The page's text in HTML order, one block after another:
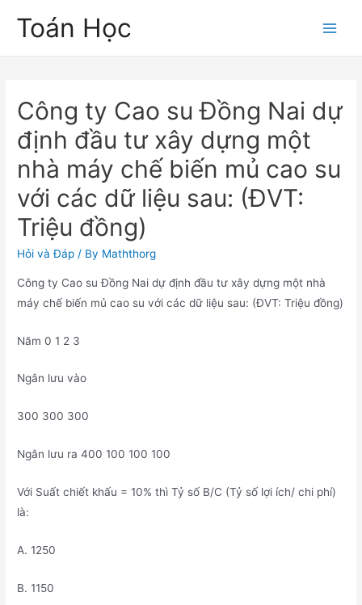
Toán Học
Công ty Cao su Đồng Nai dự
định đầu tư xây dựng một
nhà máy chế biến mủ cao su
với các dữ liệu sau: (ĐVT:
Triệu đồng)
Hỏi và Đáp / By Maththorg
Công ty Cao su Đồng Nai dự định đầu tư xây dựng một nhà
máy chế biến mủ cao su với các dữ liệu sau: (ĐVT: Triệu đồng)
Năm 0 1 2 3
Ngân lưu vào
300 300 300
Ngân lưu ra 400 100 100 100
Với Suất chiết khấu = 10% thì Tỷ số B/C (Tỷ số lợi ích/ chi phí)
là:
A. 1250
B. 1150